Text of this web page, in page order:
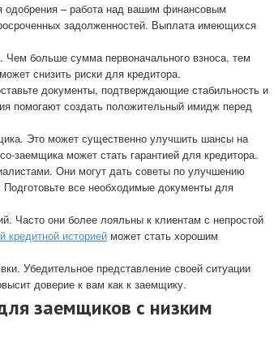
– работа над вашим финансовым
задолженностей. Выплата имеющихся
больше сумма первоначального взноса, тем
снизить риски для кредитора.
документы, подтверждающие стабильность и
помогают создать положительный имидж перед
Это может существенно улучшить шансы на
заемщика может стать гарантией для кредитора.
Они могут дать советы по улучшению
все необходимые документы для
Часто они более лояльны к клиентам с непростой
кредитной историей может стать хорошим
Убедительное представление своей ситуации
доверие к вам как к заемщику.
заемщиков с низким